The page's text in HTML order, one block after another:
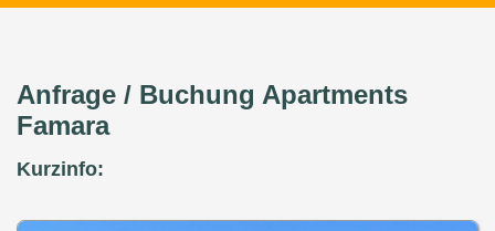
Anfrage / Buchung Apartments
Famara
Kurzinfo: